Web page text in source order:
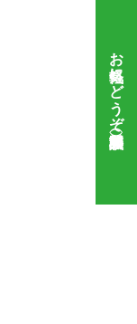
お気軽にどうぞ